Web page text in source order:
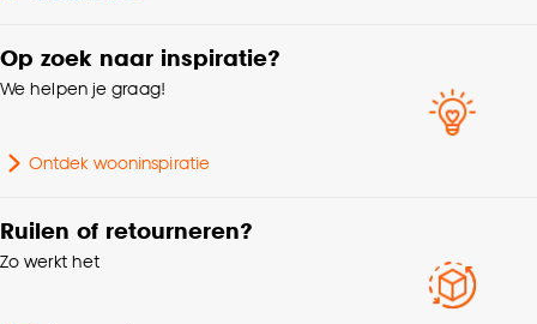
Op zoek naar inspiratie?
We helpen je graag!
Ontdek wooninspiratie
Ruilen of retourneren?
Zo werkt het